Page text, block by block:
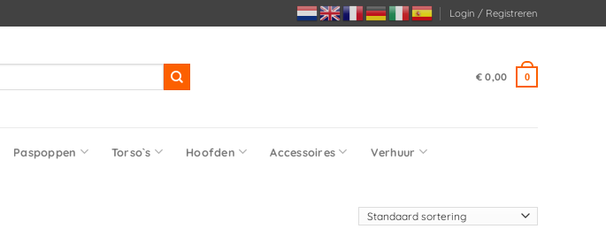
Login / Registreren
€ 0,00 0
Paspoppen Torso`s Hoofden Accessoires Verhuur